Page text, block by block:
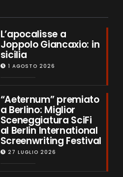
L’apocalisse a
Joppolo Giancaxio: in
sicilia
1 AGOSTO 2026
“Aeternum” premiato
a Berlino: Miglior
Sceneggiatura SciFi
al Berlin International
Screenwriting Festival
27 LUGLIO 2026